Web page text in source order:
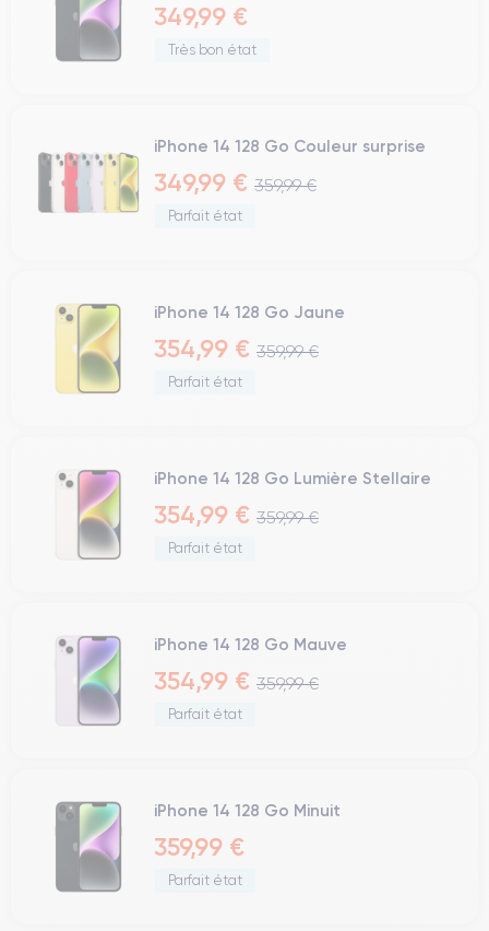
349,99 €
Très bon état
iPhone 14 128 Go Couleur surprise
349,99 € 359,99 €
Parfait état
iPhone 14 128 Go Jaune
354,99 € 359,99 €
Parfait état
iPhone 14 128 Go Lumière Stellaire
354,99 € 359,99 €
Parfait état
iPhone 14 128 Go Mauve
354,99 € 359,99 €
Parfait état
iPhone 14 128 Go Minuit
359,99 €
Parfait état